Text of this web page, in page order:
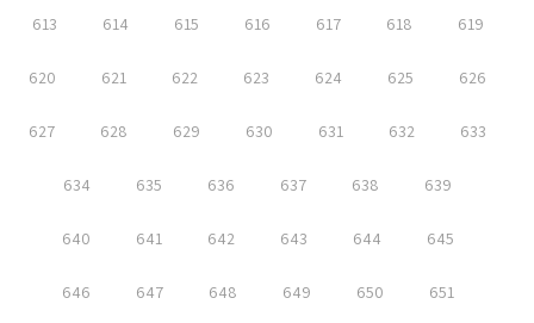
613 614 615 616 617 618 619
620 621 622 623 624 625 626
627 628 629 630 631 632 633
634 635 636 637 638 639
640 641 642 643 644 645
646 647 648 649 650 651